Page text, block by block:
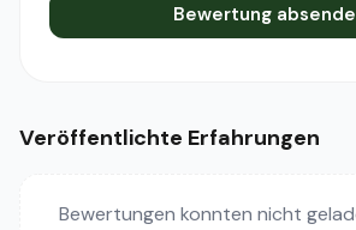
Bewertung
Veröffentlichte Erfahrungen
Bewertungen konnten nicht